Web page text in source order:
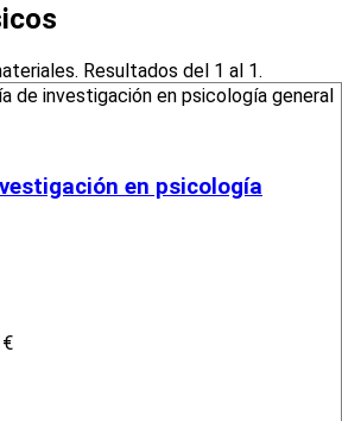
Resultados del 1 al 1.
en psicología